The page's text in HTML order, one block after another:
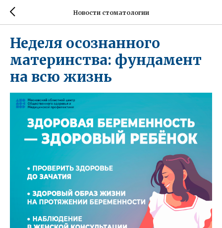
Новости стоматологии
Неделя осознанного
материнства: фундамент
на всю жизнь